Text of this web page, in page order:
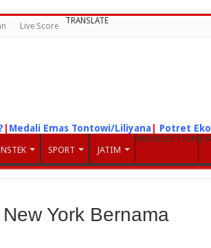
Live Score
TRANSLATE
Medali Emas Tontowi/Liliyana Potret
SPORT JATIM
INDOELECTION
York Bernama